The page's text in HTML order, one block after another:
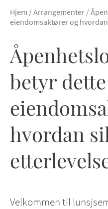
Hjem /Arrangementer /
eiendomsaktører og
betyr
hvordan
Velkommen til